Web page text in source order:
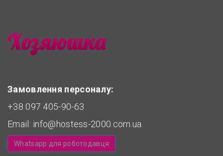
Замовлення персоналу:
+38 097 405-90-63
Email: info@hostess-2000.com.ua
Whatsapp для роботодавця